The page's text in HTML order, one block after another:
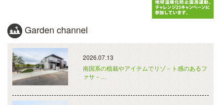
Garden channel
2026.07.13
南国系の植栽やアイテムでリゾ－ト感のあるフ
ァサ－…